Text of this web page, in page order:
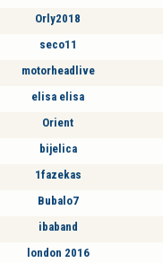
Orly2018
seco11
motorheadlive
elisa elisa
Orient
bijelica
1fazekas
Bubalo7
ibaband
london 2016